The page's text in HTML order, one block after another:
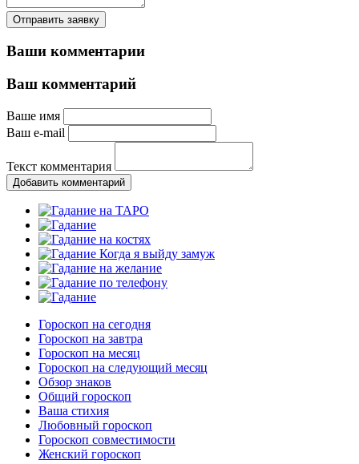
Отправить заявку
Ваши комментарии
Ваш комментарий
Ваше имя
Ваш e-mail
Текст комментария
Добавить комментарий
Гороскоп на сегодня
Гороскоп на завтра
Гороскоп на месяц
Гороскоп на следующий месяц
Обзор знаков
Общий гороскоп
Ваша стихия
Любовный гороскоп
Гороскоп совместимости
Женский гороскоп